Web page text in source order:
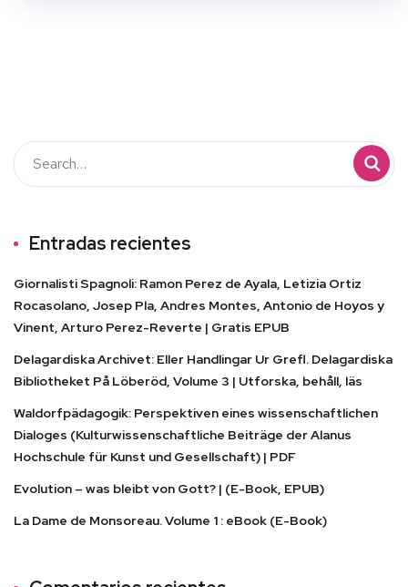
Entradas recientes
Giornalisti Spagnoli: Ramon Perez de Ayala, Letizia Ortiz
Rocasolano, Josep Pla, Andres Montes, Antonio de Hoyos y
Vinent, Arturo Perez-Reverte | Gratis EPUB
Delagardiska Archivet: Eller Handlingar Ur Grefl. Delagardiska
Bibliotheket På Löberöd, Volume 3 | Utforska, behåll, läs
Waldorfpädagogik: Perspektiven eines wissenschaftlichen
Dialoges (Kulturwissenschaftliche Beiträge der Alanus
Hochschule für Kunst und Gesellschaft) | PDF
Evolution – was bleibt von Gott? | (E-Book, EPUB)
La Dame de Monsoreau. Volume 1 : eBook (E-Book)